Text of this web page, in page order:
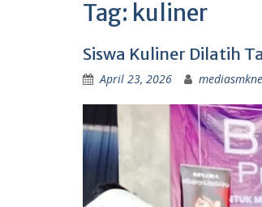
Tag: kuliner
Siswa Kuliner Dilatih
April 23, 2026